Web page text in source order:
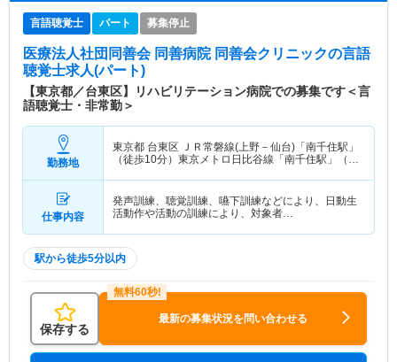
言語聴覚士 パート 募集停止
医療法人社団同善会 同善病院 同善会クリニックの言語
聴覚士求人(パート)
【東京都／台東区】リハビリテーション病院での募集です＜言
語聴覚士・非常勤＞
勤務地
東京都 台東区 ＪＲ常磐線(上野－仙台)「南千住駅」
（徒歩10分）東京メトロ日比谷線「南千住駅」（徒
仕事内容
発声訓練、聴覚訓練、嚥下訓練などにより、日動生
活動作や活動の訓練により、対象者…
駅から徒歩5分以内
保存する
最新の募集状況を問い合わせる